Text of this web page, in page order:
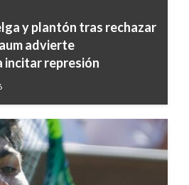
y plantón tras rechazar
advierte
incitar represión